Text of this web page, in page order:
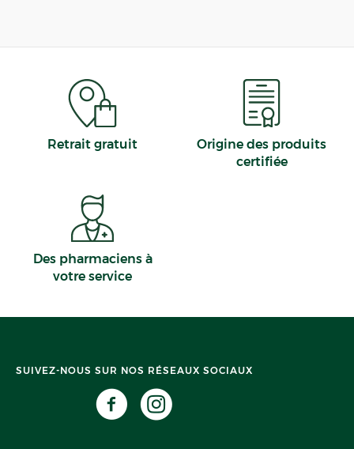
Retrait gratuit
Origine des produits
certifiée
Des pharmaciens à
votre service
SUIVEZ-NOUS SUR NOS RÉSEAUX SOCIAUX